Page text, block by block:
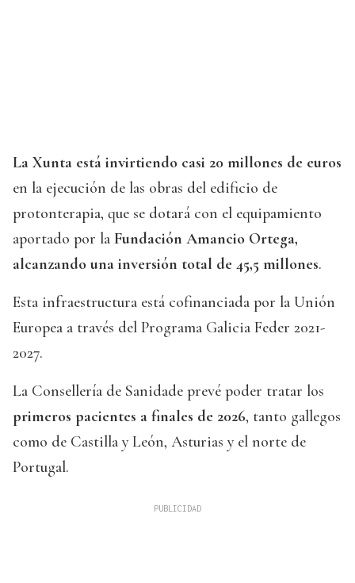
La Xunta está invirtiendo casi 20 millones de euros
en la ejecución de las obras del edificio de
protonterapia, que se dotará con el equipamiento
aportado por la Fundación Amancio Ortega,
alcanzando una inversión total de 45,5 millones.
Esta infraestructura está cofinanciada por la Unión
Europea a través del Programa Galicia Feder 2021-
2027.
La Consellería de Sanidade prevé poder tratar los
primeros pacientes a finales de 2026, tanto gallegos
como de Castilla y León, Asturias y el norte de
Portugal.